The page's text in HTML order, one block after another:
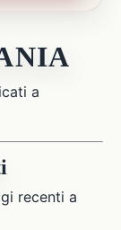
a
recenti a